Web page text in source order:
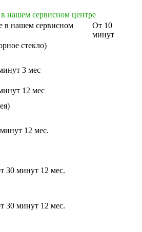
нашем сервисном центре
в нашем сервисном
От 10
минут
стекло)
3 мес
12 мес
12 мес.
30 минут 12 мес.
30 минут 12 мес.